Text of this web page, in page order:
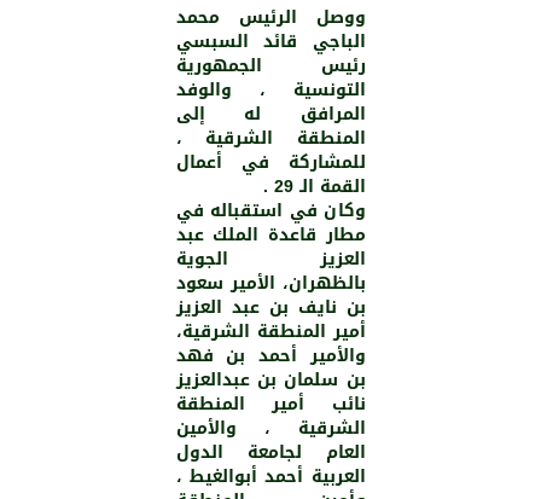
ووصل الرئيس محمد
الباجي قائد السبسي
رئيس الجمهورية
التونسية ، والوفد
المرافق له إلى
المنطقة الشرقية ،
للمشاركة في أعمال
القمة الـ 29 .
وكان في استقباله في
مطار قاعدة الملك عبد
العزيز الجوية
بالظهران، الأمير سعود
بن نايف بن عبد العزيز
أمير المنطقة الشرقية،
والأمير أحمد بن فهد
بن سلمان بن عبدالعزيز
نائب أمير المنطقة
الشرقية ، والأمين
العام لجامعة الدول
العربية أحمد أبوالغيط ،